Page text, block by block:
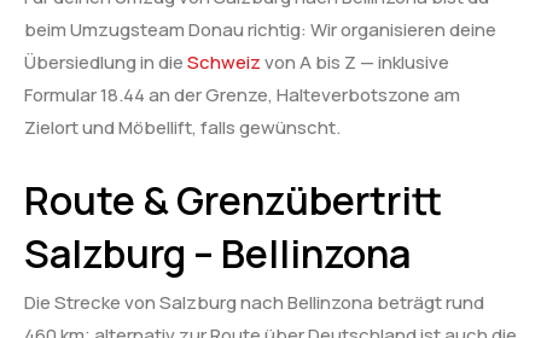
beim Umzugsteam Donau richtig: Wir organisieren deine
Übersiedlung in dieSchweizvon A bis Z — inklusive
Formular 18.44 an der Grenze, Halteverbotszone am
Zielort und Möbellift, falls gewünscht.
Route & Grenzübertritt
Salzburg – Bellinzona
Die Strecke von Salzburg nach Bellinzona beträgt rund